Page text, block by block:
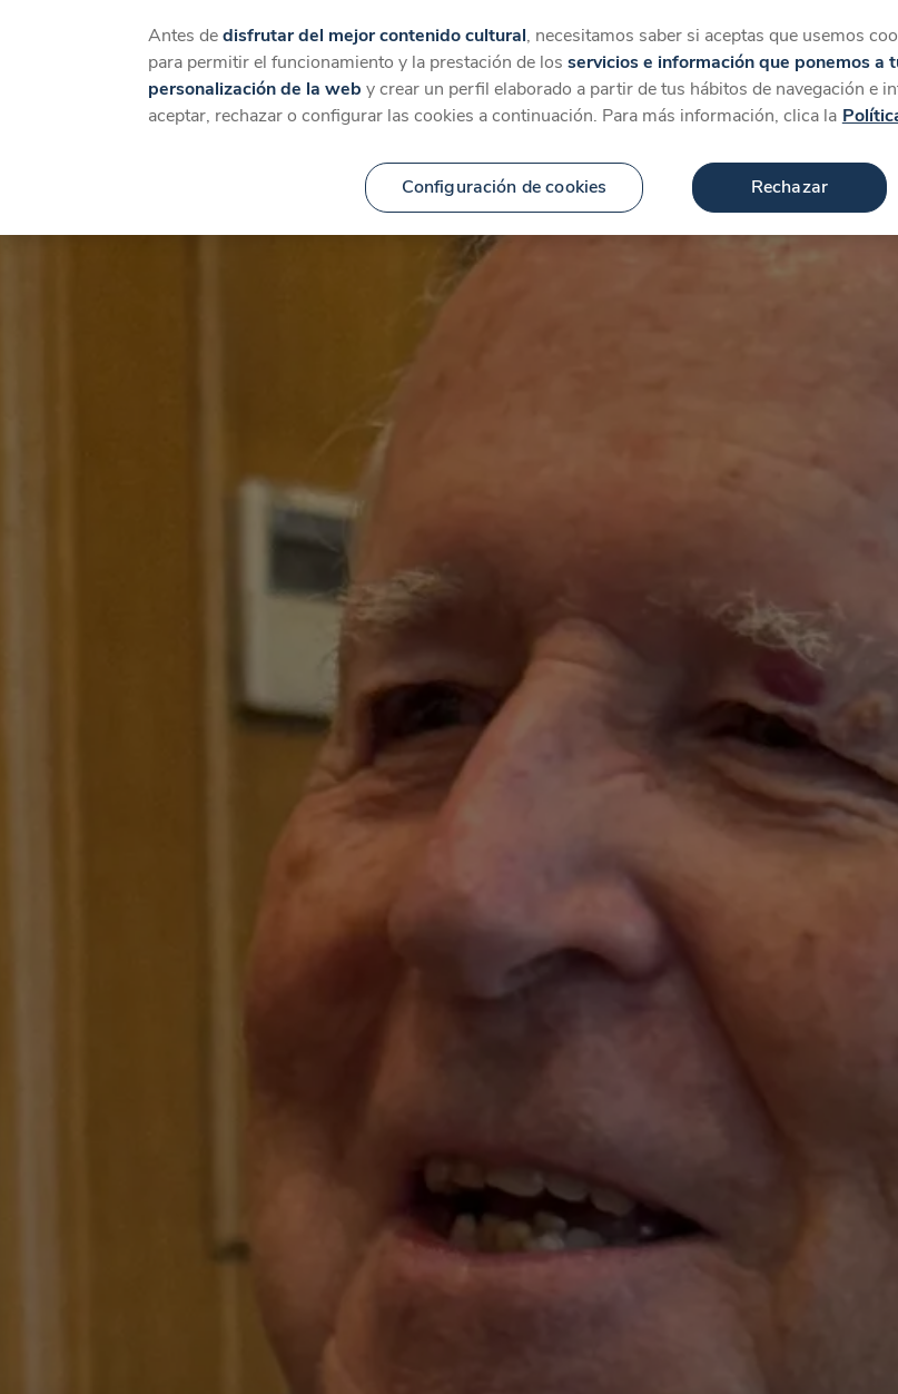
Catálogo Temáticas Categorías Favoritos Más
Antes dedisfrutar del mejor contenido cultural, necesitamos saber si aceptas que usemos
para permitir el funcionamiento y la prestación de los servicios e información que ponemos a
personalización de la web y crear un perfil elaborado a partir de tus hábitos de navegación e
aceptar, rechazar o configurar las cookies a continuación. Para más información, clica la
Configuración de cookies Rechazar